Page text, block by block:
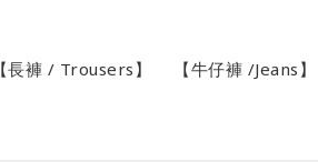
【長褲 / Trousers】 【牛仔褲 /Jeans】